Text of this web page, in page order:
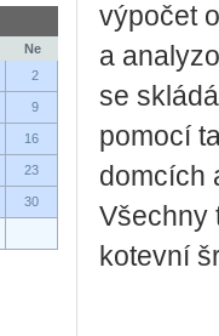
Ne
2
9
16
23
30
výpočet
a
se
pomocí
domcích
Všechny
kotevní